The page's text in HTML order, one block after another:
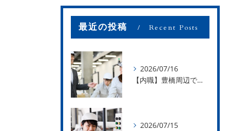
最近の投稿 Recent Posts
2026/07/16
【内職】豊橋周辺で内職のお仕事を探している方募集中！【お仕事の内容】
2026/07/15